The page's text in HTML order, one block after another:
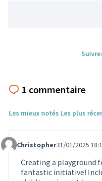
Suivre
1 commentaire
Les mieux notés Les plus
Commentaire 1497
Christopher31/01/2025
Creating a playground
fantastic initiative!